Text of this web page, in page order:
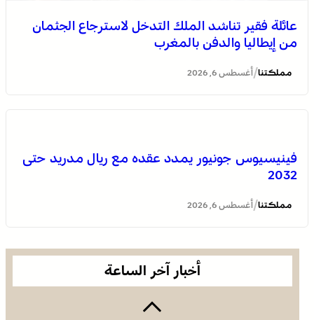
عائلة فقير تناشد الملك التدخل لاسترجاع الجثمان
من إيطاليا والدفن بالمغرب
مملكتنا/ أغسطس 6, 2026
فينيسيوس جونيور يمدد عقده مع ريال مدريد حتى
2032
مملكتنا/ أغسطس 6, 2026
أخبار آخر الساعة
يقظة أمنية وتنظيم محكم يواكبان افتتاح مهرجان الزربية
الثقافي